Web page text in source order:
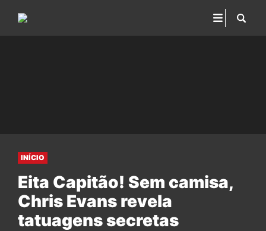
INÍCIO
Eita Capitão! Sem camisa,
Chris Evans revela
tatuagens secretas